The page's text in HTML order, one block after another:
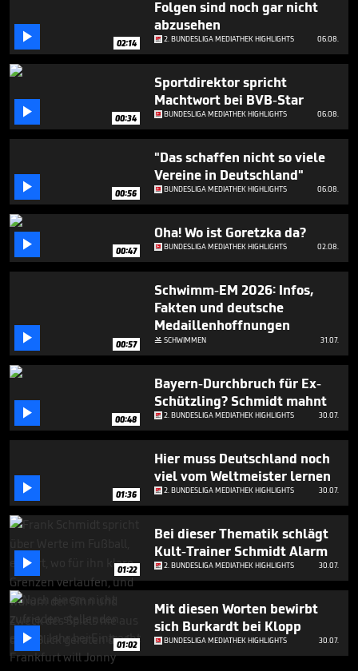
 02:14
Folgen sind noch gar nicht
abzusehen
2. BUNDESLIGA MEDIATHEK HIGHLIGHTS 06.08.
 00:34
Sportdirektor spricht
Machtwort bei BVB-Star
BUNDESLIGA MEDIATHEK HIGHLIGHTS 06.08.
 00:56
"Das schaffen nicht so viele
Vereine in Deutschland"
BUNDESLIGA MEDIATHEK HIGHLIGHTS 06.08.
 00:47
Oha! Wo ist Goretzka da?
BUNDESLIGA MEDIATHEK HIGHLIGHTS 02.08.
 00:57
Schwimm-EM 2026: Infos,
Fakten und deutsche
Medaillenhoffnungen
SCHWIMMEN 31.07.
 00:48
Bayern-Durchbruch für Ex-
Schützling? Schmidt mahnt
2. BUNDESLIGA MEDIATHEK HIGHLIGHTS 30.07.
 01:36
Hier muss Deutschland noch
viel vom Weltmeister lernen
2. BUNDESLIGA MEDIATHEK HIGHLIGHTS 30.07.
 01:22
Bei dieser Thematik schlägt
Kult-Trainer Schmidt Alarm
2. BUNDESLIGA MEDIATHEK HIGHLIGHTS 30.07.
 01:02
Mit diesen Worten bewirbt
sich Burkardt bei Klopp
BUNDESLIGA MEDIATHEK HIGHLIGHTS 30.07.